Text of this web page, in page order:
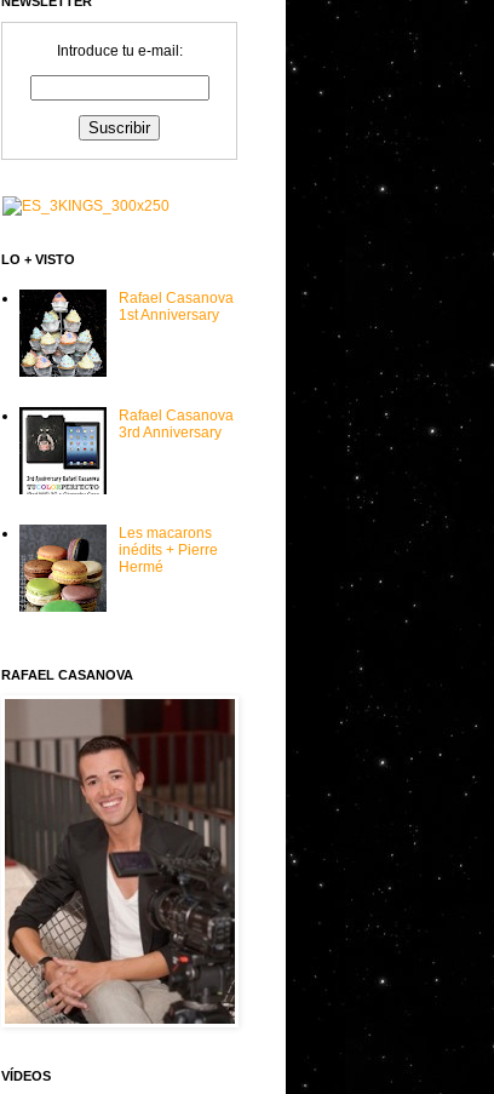
Introduce tu e-mail:
LO + VISTO
Rafael Casanova
1st Anniversary
Rafael Casanova
3rd Anniversary
Les macarons
inédits + Pierre
Hermé
RAFAEL CASANOVA
VÍDEOS